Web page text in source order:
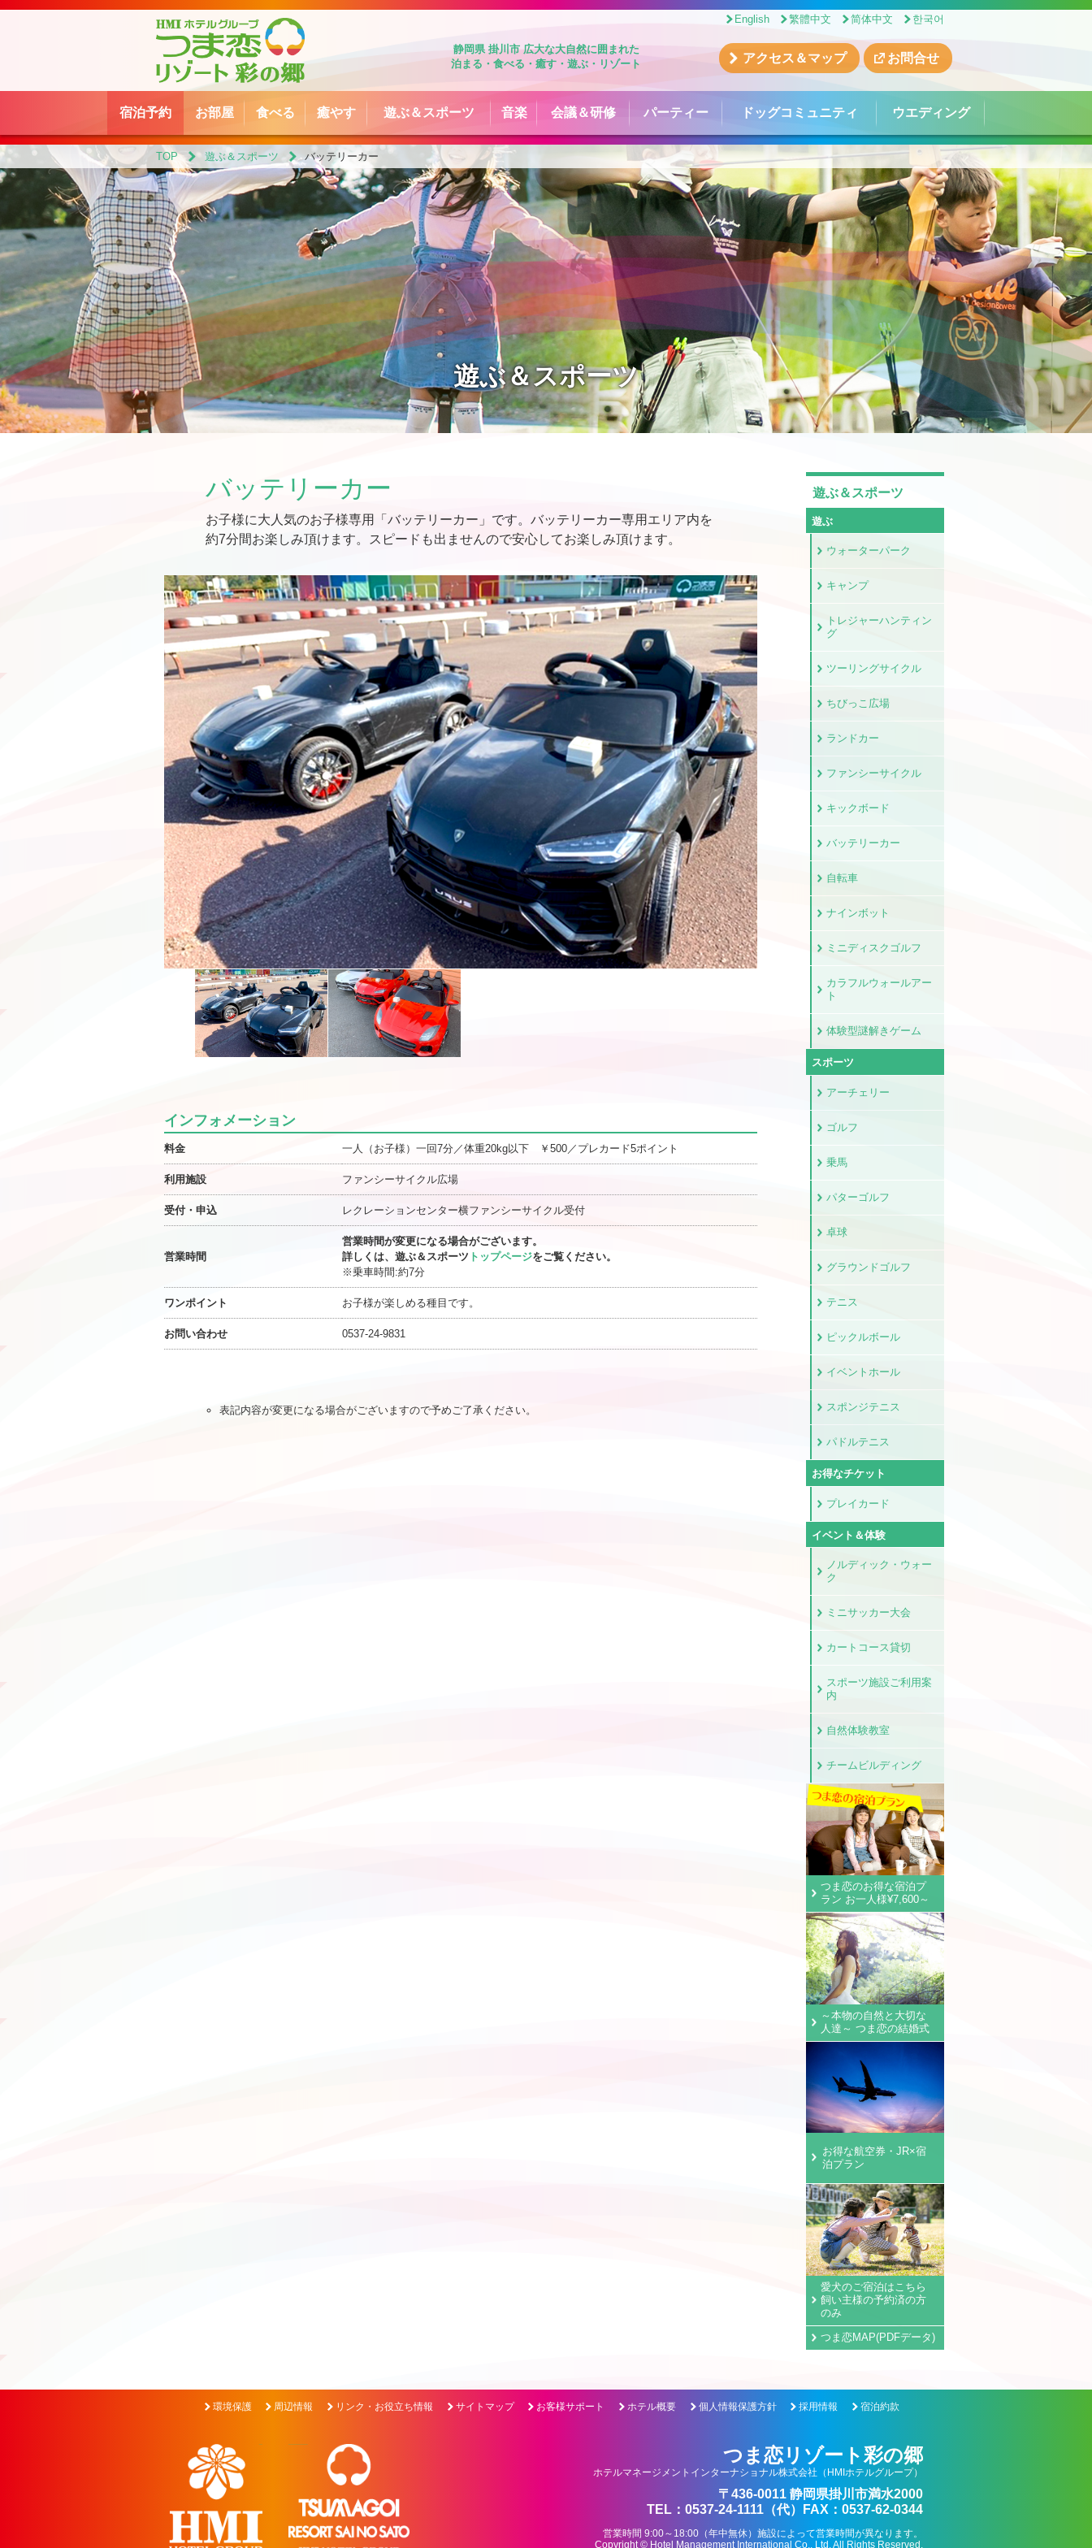
静岡県 掛川市 広大な大自然に囲まれた
泊まる・食べる・癒す・遊ぶ・リゾート
English 繁體中文 简体中文 한국어
アクセス＆マップ お問合せ
宿泊予約 お部屋 食べる 癒やす 遊ぶ＆スポーツ 音楽 会議＆研修 パーティー ドッグコミュニティ ウエディング
TOP 遊ぶ＆スポーツ バッテリーカー
遊ぶ＆スポーツ
バッテリーカー
お子様に大人気のお子様専用「バッテリーカー」です。バッテリーカー専用エリア内を
約7分間お楽しみ頂けます。スピードも出ませんので安心してお楽しみ頂けます。
インフォメーション
料金 一人（お子様）一回7分／体重20kg以下 ￥500／プレカード5ポイント
利用施設 ファンシーサイクル広場
受付・申込 レクレーションセンター横ファンシーサイクル受付
営業時間
営業時間が変更になる場合がございます。
詳しくは、遊ぶ＆スポーツ トップページをご覧ください。
※乗車時間:約7分
ワンポイント お子様が楽しめる種目です。
お問い合わせ 0537-24-9831
表記内容が変更になる場合がございますので予めご了承ください。
遊ぶ＆スポーツ
遊ぶ
ウォーターパーク
キャンプ
トレジャーハンティン
グ
ツーリングサイクル
ちびっこ広場
ランドカー
ファンシーサイクル
キックボード
バッテリーカー
自転車
ナインボット
ミニディスクゴルフ
カラフルウォールアー
ト
体験型謎解きゲーム
スポーツ
アーチェリー
ゴルフ
乗馬
パターゴルフ
卓球
グラウンドゴルフ
テニス
ピックルボール
イベントホール
スポンジテニス
パドルテニス
お得なチケット
プレイカード
イベント＆体験
ノルディック・ウォー
ク
ミニサッカー大会
カートコース貸切
スポーツ施設ご利用案
内
自然体験教室
チームビルディング
つま恋のお得な宿泊プ
ラン お一人様¥7,600～
～本物の自然と大切な
人達～ つま恋の結婚式
お得な航空券・JR×宿
泊プラン
愛犬のご宿泊はこちら
飼い主様の予約済の方
のみ
つま恋MAP(PDFデータ)
環境保護 周辺情報 リンク・お役立ち情報 サイトマップ お客様サポート ホテル概要 個人情報保護方針 採用情報 宿泊約款
つま恋リゾート彩の郷
ホテルマネージメントインターナショナル株式会社（HMIホテルグループ）
〒436-0011 静岡県掛川市満水2000
TEL：0537-24-1111（代）FAX：0537-62-0344
営業時間 9:00～18:00（年中無休）施設によって営業時間が異なります。
Copyright © Hotel Management International Co., Ltd. All Rights Reserved.